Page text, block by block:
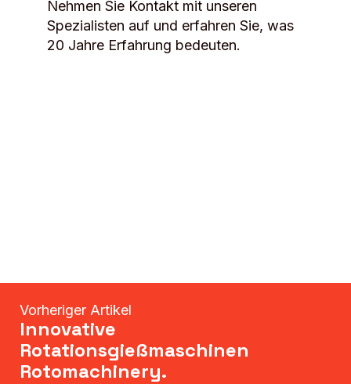
Nehmen Sie Kontakt mit unseren
Spezialisten auf und erfahren Sie, was
20 Jahre Erfahrung bedeuten.
Vorheriger Artikel
Innovative
Rotationsgießmaschinen
Rotomachinery.